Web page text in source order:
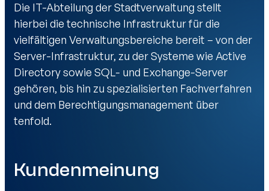
Die IT-Abteilung der Stadtverwaltung stellt
hierbei die technische Infrastruktur für die
vielfältigen Verwaltungsbereiche bereit – von der
Server-Infrastruktur, zu der Systeme wie Active
Directory sowie SQL- und Exchange-Server
gehören, bis hin zu spezialisierten Fachverfahren
und dem Berechtigungsmanagement über
tenfold.
Kundenmeinung